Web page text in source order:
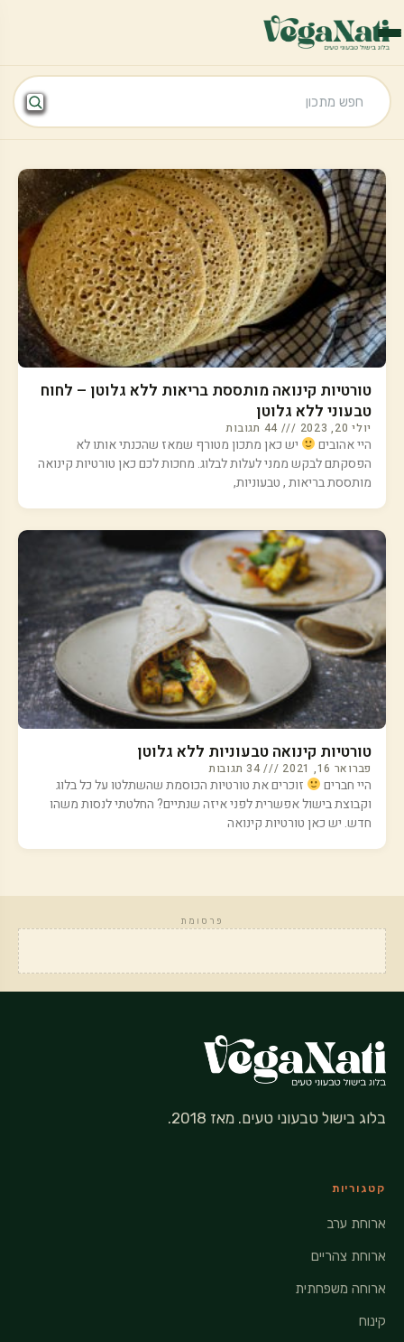
טורטיות קינואה מותססת בריאות ללא גלוטן – לחוח
טבעוני ללא גלוטן
יולי 20, 2023
היי אהובים
יש כאן מתכון מטורף שמאז שהכנתי אותו לא
הפסקתם לבקש ממני לעלות לבלוג. מחכות לכם כאן טורטיות קינואה
מותססת בריאות , טבעוניות,
טורטיות קינואה טבעוניות ללא גלוטן
פברואר 16, 2021 34 תגובות
היי חברים
זוכרים את טורטיות הכוסמת שהשתלטו על כל בלוג
וקבוצת בישול אפשרית לפני איזה שנתיים? החלטתי לנסות משהו
חדש. יש כאן טורטיות קינואה
פרסומת
בלוג בישול טבעוני טעים. מאז 2018.
קטגוריות
ארוחת ערב
ארוחת צהריים
ארוחה משפחתית
קינוח